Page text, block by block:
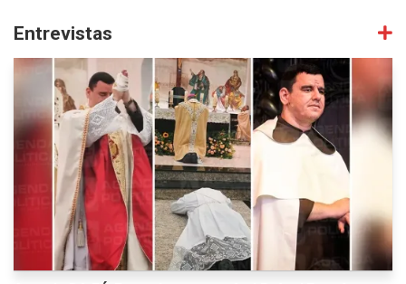
Entrevistas